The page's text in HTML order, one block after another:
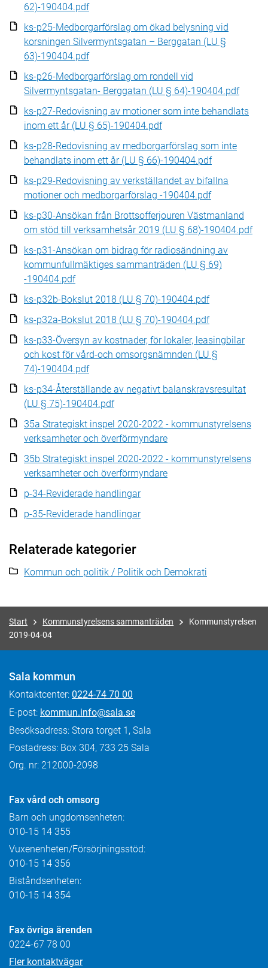
62)-190404.pdf
ks-p25-Medborgarförslag om ökad belysning vid
korsningen Silvermyntsgatan – Berggatan (LU §
63)-190404.pdf
ks-p26-Medborgarförslag om rondell vid
Silvermyntsgatan- Berggatan (LU § 64)-190404.pdf
ks-p27-Redovisning av motioner som inte behandlats
inom ett år (LU § 65)-190404.pdf
ks-p28-Redovisning av medborgarförslag som inte
behandlats inom ett år (LU § 66)-190404.pdf
ks-p29-Redovisning av verkställandet av bifallna
motioner och medborgarförslag -190404.pdf
ks-p30-Ansökan från Brottsofferjouren Västmanland
om stöd till verksamhetsår 2019 (LU § 68)-190404.pdf
ks-p31-Ansökan om bidrag för radiosändning av
kommunfullmäktiges sammanträden (LU § 69)
-190404.pdf
ks-p32b-Bokslut 2018 (LU § 70)-190404.pdf
ks-p32a-Bokslut 2018 (LU § 70)-190404.pdf
ks-p33-Översyn av kostnader, för lokaler, leasingbilar
och kost för vård-och omsorgsnämnden (LU §
74)-190404.pdf
ks-p34-Återställande av negativt balanskravsresultat
(LU § 75)-190404.pdf
35a Strategiskt inspel 2020-2022 - kommunstyrelsens
verksamheter och överförmyndare
35b Strategiskt inspel 2020-2022 - kommunstyrelsens
verksamheter och överförmyndare
p-34-Reviderade handlingar
p-35-Reviderade handlingar
Relaterade kategorier
Kommun och politik / Politik och Demokrati
Start Kommunstyrelsens sammanträden
Kommunstyrelsen
2019-04-04
Sala kommun
Kontaktcenter: 0224-74 70 00
E-post: kommun.info@sala.se
Besöksadress: Stora torget 1, Sala
Postadress: Box 304, 733 25 Sala
Org. nr: 212000-2098
Fax vård och omsorg
Barn och ungdomsenheten:
010-15 14 355
Vuxenenheten/Försörjningsstöd:
010-15 14 356
Biståndsenheten:
010-15 14 354
Fax övriga ärenden
0224-67 78 00
Fler kontaktvägar